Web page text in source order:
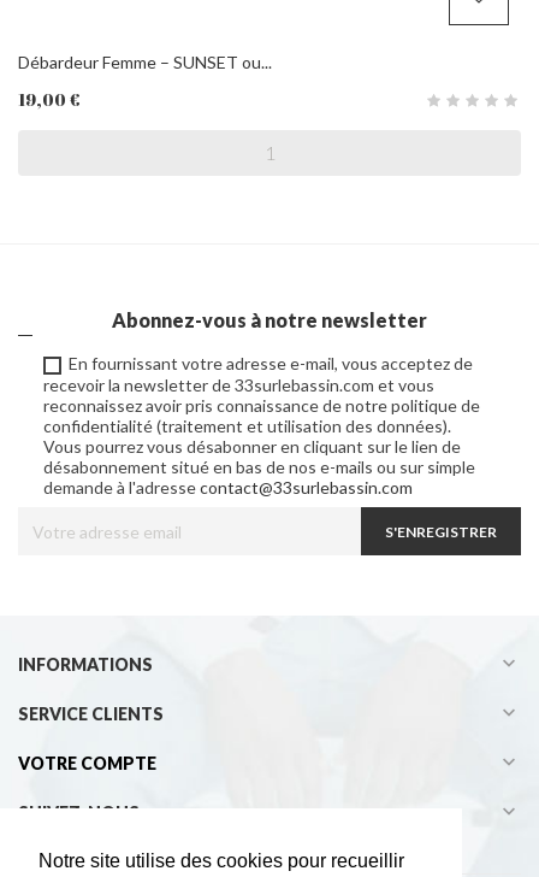
Notre site utilise des cookies pour recueillir
Débardeur Femme – SUNSET ou...
19,00 €
Abonnez-vous à notre newsletter
En fournissant votre adresse e-mail, vous acceptez de
recevoir la newsletter de 33surlebassin.com et vous
reconnaissez avoir pris connaissance de notre politique de
confidentialité (traitement et utilisation des données).
Vous pourrez vous désabonner en cliquant sur le lien de
désabonnement situé en bas de nos e-mails ou sur simple
demande à l'adressecontact@33surlebassin.com
S'ENREGISTRER
INFORMATIONS 
SERVICE CLIENTS 
VOTRE COMPTE 
SUIVEZ-NOUS 